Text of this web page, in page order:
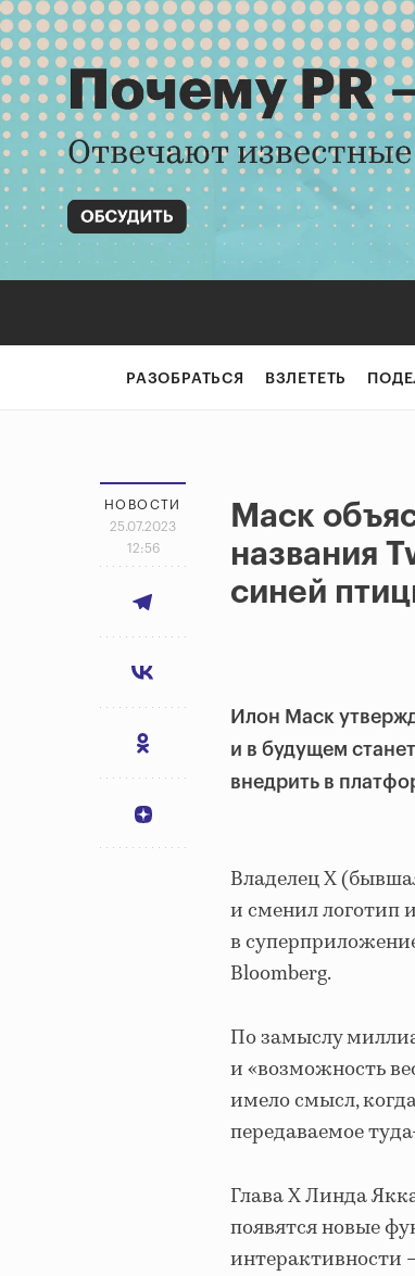
РАЗОБРАТЬСЯ ВЗЛЕТЕТЬ
НОВОСТИ
25.07.2023
12:56
Маск
названия
синей
Илон Маск
и в будущем
внедрить в
Владелец X
и сменил логотип
в
Bloomberg.
По замыслу
и «возможность
имело смысл,
передаваемое
Глава X Линда
появятся новые
интерактивности